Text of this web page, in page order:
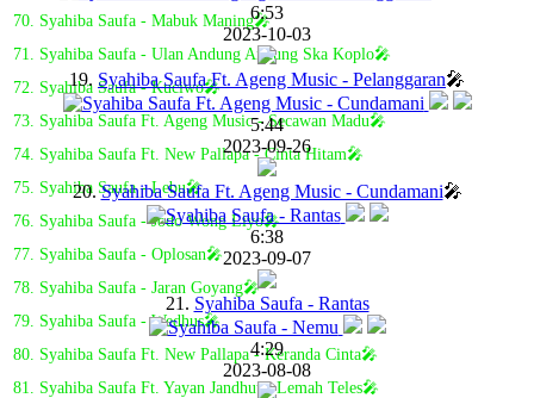
70. Syahiba Saufa - Mabuk Maning🎤
71. Syahiba Saufa - Ulan Andung Andung Ska Koplo🎤
72. Syahiba Saufa - Kuciwo🎤
73. Syahiba Saufa Ft. Ageng Music - Secawan Madu🎤
74. Syahiba Saufa Ft. New Pallapa - Cinta Hitam🎤
75. Syahiba Saufa - Lebu🎤
76. Syahiba Saufa - Jodo Wong Liyo🎤
77. Syahiba Saufa - Oplosan🎤
78. Syahiba Saufa - Jaran Goyang🎤
79. Syahiba Saufa - Wedhus🎤
80. Syahiba Saufa Ft. New Pallapa - Keranda Cinta🎤
81. Syahiba Saufa Ft. Yayan Jandhut - Lemah Teles🎤
6:53
2023-10-03
19. Syahiba Saufa Ft. Ageng Music - Pelanggaran🎤
5:44
2023-09-26
20.Syahiba Saufa Ft. Ageng Music - Cundamani🎤
6:38
2023-09-07
21. Syahiba Saufa - Rantas
4:29
2023-08-08